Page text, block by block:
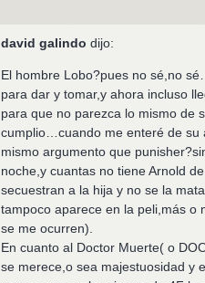
david galindo dijo:
El hombre Lobo?pues no sé,no
para dar y tomar,y ahora incluso
para que no parezca lo mismo de
cumplio…cuando me enteré de su
mismo argumento que
noche,y cuantas no tiene Arnold
secuestran a la hija y no se la
tampoco aparece en la peli,más o
se me ocurren).
En cuanto al Doctor Muerte( o
se merece,o sea majestuosidad y